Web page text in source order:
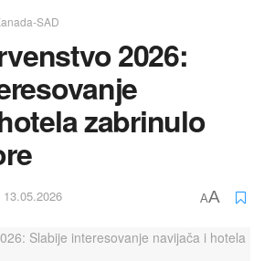
SAD
2026:
zabrinulo
13.05.2026 AA